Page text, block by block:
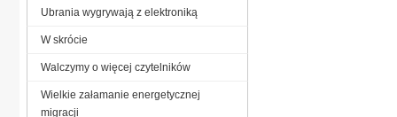
Ubrania wygrywają z elektroniką
W skrócie
Walczymy o więcej czytelników
Wielkie załamanie energetycznej
migracji